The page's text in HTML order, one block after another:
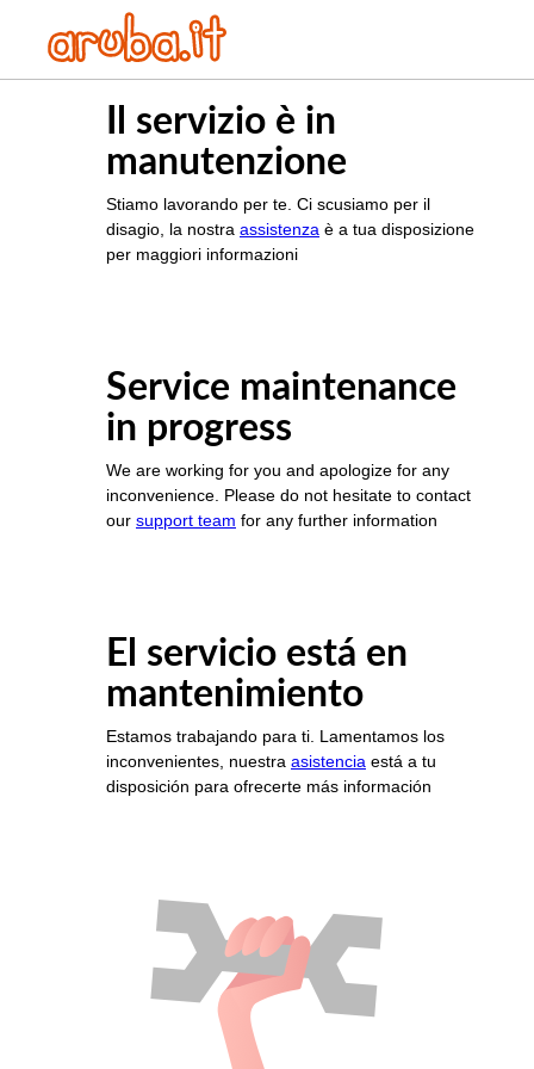
Il servizio è in
manutenzione
Stiamo lavorando per te. Ci scusiamo per il
disagio, la nostra assistenza è a tua disposizione
per maggiori informazioni
Service maintenance
in progress
We are working for you and apologize for any
inconvenience. Please do not hesitate to contact
our support team for any further information
El servicio está en
mantenimiento
Estamos trabajando para ti. Lamentamos los
inconvenientes, nuestra asistencia está a tu
disposición para ofrecerte más información